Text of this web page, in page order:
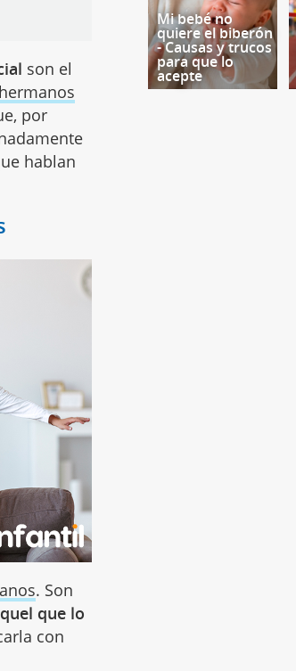
son el
hermanos
por
hablan
. Son
que lo
con
Mi bebé no
quiere el biberón
- Causas y trucos
para que lo
acepte